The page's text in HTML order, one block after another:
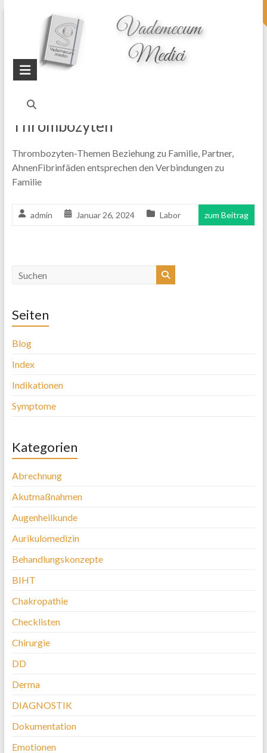
topheader
Startseite
Blog
Thrombozytenzahl
Thrombozyten
Thrombozyten-Themen Beziehung zu Familie, Partner,
AhnenFibrinfäden entsprechen den Verbindungen zu
Familie
admin Januar 26, 2024 Labor zum Beitrag
Seiten
Blog
Index
Indikationen
Symptome
Kategorien
Abrechnung
Akutmaßnahmen
Augenheilkunde
Aurikulomedizin
Behandlungskonzepte
BIHT
Chakropathie
Checklisten
Chirurgie
DD
Derma
DIAGNOSTIK
Dokumentation
Emotionen